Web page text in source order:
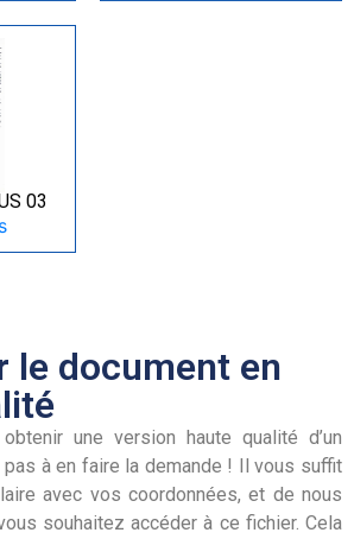
03
le document en
une version haute qualité d’un
pas à en faire la demande ! Il vous suffit
avec vos coordonnées, et de nous
souhaitez accéder à ce fichier. Cela